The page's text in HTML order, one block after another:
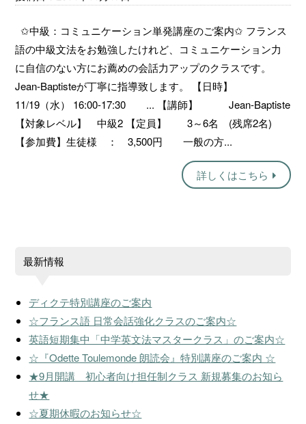
✩中級：コミュニケーション単発講座のご案内✩ フランス
語の中級文法をお勉強したけれど、コミュニケーション力
に自信のない方にお薦めの会話力アップのクラスです。
Jean-Baptisteが丁寧に指導致します。 【日時】
11/19（水） 16:00-17:30 ... 【講師】 Jean-Baptiste
【対象レベル】 中級2 【定員】 3～6名 (残席2名)
【参加費】生徒様 ： 3,500円 一般の方...
詳しくはこちら
最新情報
ディクテ特別講座のご案内
☆フランス語 日常会話強化クラスのご案内☆
英語短期集中「中学英文法マスタークラス」のご案内☆
☆『Odette Toulemonde 朗読会』特別講座のご案内 ☆
★9月開講 初心者向け担任制クラス 新規募集のお知ら
せ★
☆夏期休暇のお知らせ☆